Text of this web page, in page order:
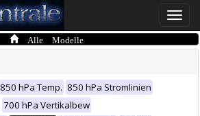
Toggle
Alle Modelle
850 hPa Temp. 850 hPa Stromlinien
700 hPa Vertikalbew